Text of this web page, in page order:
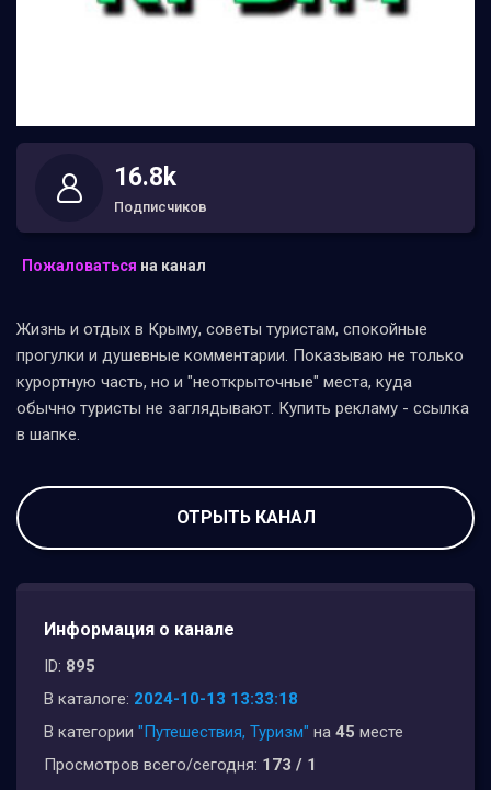
16.8k
Подписчиков
Пожаловаться на канал
Жизнь и отдых в Крыму, советы туристам, спокойные
прогулки и душевные комментарии. Показываю не только
курортную часть, но и "неоткрыточные" места, куда
обычно туристы не заглядывают. Купить рекламу - ссылка
в шапке.
ОТРЫТЬ КАНАЛ
Информация о канале
ID: 895
В каталоге: 2024-10-13 13:33:18
В категории "Путешествия, Туризм" на 45 месте
Просмотров всего/сегодня: 173 / 1